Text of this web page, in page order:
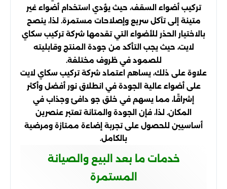
تركيب أضواء السقف، حيث يؤدي استخدام أضواء غير
متينة إلى تآكل سريع وإصلاحات مستمرة. لذا، ينصح
بالاختيار الحذر للأضواء التي تقدمها شركة تركيب سكاي
لايت، حيث يجب التأكد من جودة المنتج وقابليته
للصمود في ظروف مختلفة.
علاوة على ذلك، يساهم اعتماد شركة تركيب سكاي لايت
على أضواء عالية الجودة في انطلاق نور أفضل وأكثر
إشراقًا، مما يسهم في خلق جو دافئ وجذاب في
المكان. لذا، فإن الجودة والمتانة تعتبر عنصرين
أساسيين للحصول على تجربة إضاءة ممتازة ومرضية
بالكامل.
خدمات ما بعد البيع والصيانة
المستمرة